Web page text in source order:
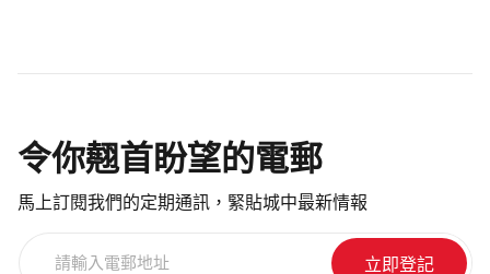
令你翹首盼望的電郵
馬上訂閱我們的定期通訊，緊貼城中最新情報